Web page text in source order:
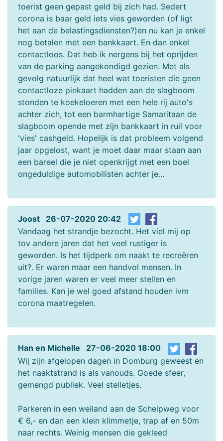
toerist geen gepast geld bij zich had. Sedert
corona is baar geld iets vies geworden (of ligt
het aan de belastingsdiensten?)en nu kan je enkel
nog betalen met een bankkaart. En dan enkel
contactloos. Dat heb ik nergens bij het oprijden
van de parking aangekondigd gezien. Met als
gevolg natuurlijk dat heel wat toeristen die geen
contactloze pinkaart hadden aan de slagboom
stonden te koekeloeren met een hele rij auto's
achter zich, tot een barmhartige Samaritaan de
slagboom opende met zijn bankkaart in ruil voor
'vies' cashgeld. Hopelijk is dat probleem volgend
jaar opgelost, want je moet daar maar staan aan
een bareel die je niet openkrijgt met een boel
ongeduldige automobilisten achter je...
Joost 26-07-2020 20:42
Vandaag het strandje bezocht. Het viel mij op
tov andere jaren dat het veel rustiger is
geworden. Is het tijdperk om naakt te recreëren
uit?. Er waren maar een handvol mensen. In
vorige jaren waren er veel meer stellen en
families. Kan je wel goed afstand houden ivm
corona maatregelen.
Han en Michelle 27-06-2020 18:00
Wij zijn afgelopen dagen in Domburg geweest en
het naaktstrand is als vanouds. Goede sfeer,
gemengd publiek. Veel stelletjes.
Parkeren in een weiland aan de Schelpweg voor
€ 6,- en dan een klein klimmetje, trap af en 50m
naar rechts. Weinig mensen die gekleed